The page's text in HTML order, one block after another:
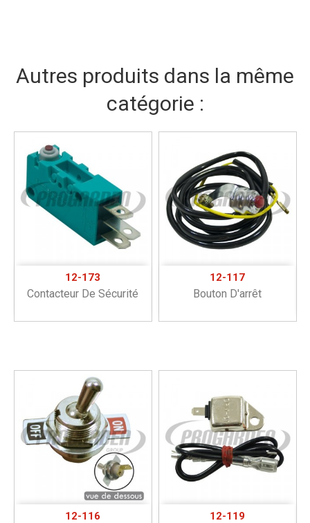
Autres produits dans la même
catégorie :
12-173
Contacteur De Sécurité
12-117
Bouton D'arrêt
12-116 12-119